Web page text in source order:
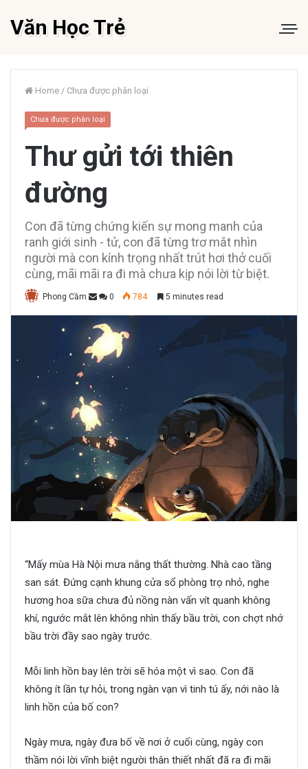
Văn Học Trẻ
Home / Chưa được phân loại
Chưa được phân loại
Thư gửi tới thiên
đường
Con đã từng chứng kiến sự mong manh của
ranh giới sinh - tử, con đã từng trơ mắt nhìn
người mà con kính trọng nhất trút hơi thở cuối
cùng, mãi mãi ra đi mà chưa kịp nói lời từ biệt.
Phong Cầm 0 784 5 minutes read
“Mấy mùa Hà Nội mưa nắng thất thường. Nhà cao tầng
san sát. Đứng cạnh khung cửa sổ phòng trọ nhỏ, nghe
hương hoa sữa chưa đủ nồng nàn vấn vít quanh không
khí, ngước mắt lên không nhìn thấy bầu trời, con chợt nhớ
bầu trời đầy sao ngày trước.
Mỗi linh hồn bay lên trời sẽ hóa một vì sao. Con đã
không ít lần tự hỏi, trong ngàn vạn vì tinh tú ấy, nới nào là
linh hồn của bố con?
Ngày mưa, ngày đưa bố về nơi ở cuối cùng, ngày con
thầm nói lời vĩnh biệt người thân thiết nhất đã ra đi mãi